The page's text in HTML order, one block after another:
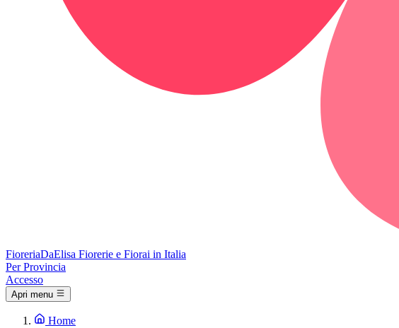
FioreriaDaElisa Fiorerie e Fiorai in Italia
Per Provincia
Accesso
Apri menu
Home